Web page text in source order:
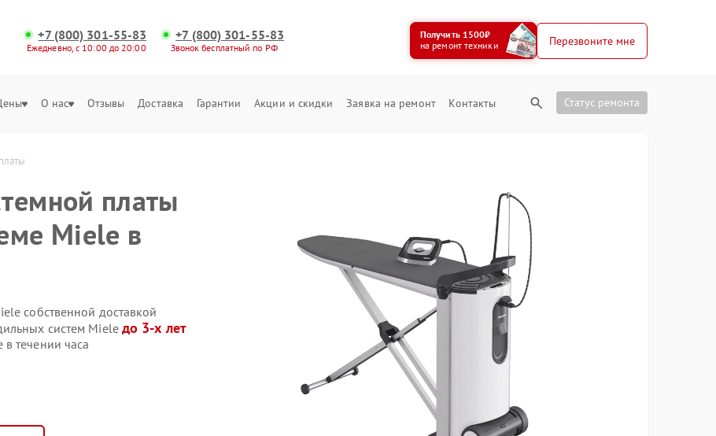
+7 (800) 301-55-83
Ежедневно, с 10:00 до 20:00
+7 (800) 301-55-83
Звонок бесплатный по РФ
Получить 1500₽
на ремонт техники
Перезвоните мне
О нас Отзывы Доставка Гарантии Акции и скидки Заявка на ремонт Контакты Статус ремонта
платы
Miele в
собственной доставкой
систем Miele до 3-х лет
течении часа